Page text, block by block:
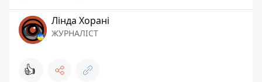
Лінда Хорані
ЖУРНАЛІСТ
👍